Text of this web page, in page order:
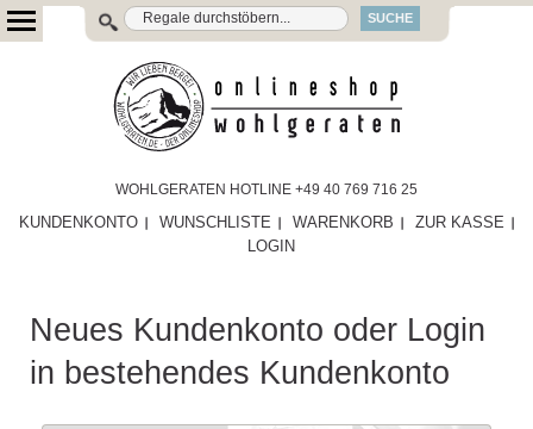
SUCHE
WOHLGERATEN HOTLINE +49 40 769 716 25
KUNDENKONTO WUNSCHLISTE WARENKORB
ZUR KASSE
LOGIN
Neues Kundenkonto oder Login
in bestehendes Kundenkonto